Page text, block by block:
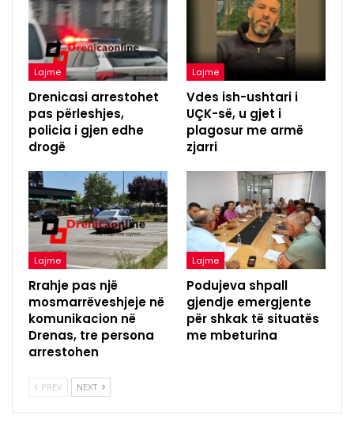
Lajme
Drenicasi arrestohet
pas përleshjes,
policia i gjen edhe
drogë
Lajme
Vdes ish-ushtari i
UÇK-së, u gjet i
plagosur me armë
zjarri
Lajme
Rrahje pas një
mosmarrëveshjeje në
komunikacion në
Drenas, tre persona
arrestohen
Lajme
Podujeva shpall
gjendje emergjente
për shkak të situatës
me mbeturina
PREV NEXT